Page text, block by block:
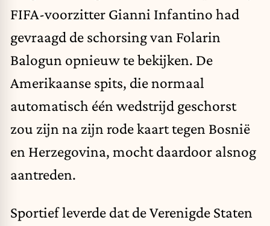
FIFA-voorzitter Gianni Infantino had
gevraagd de schorsing van Folarin
Balogun opnieuw te bekijken. De
Amerikaanse spits, die normaal
automatisch één wedstrijd geschorst
zou zijn na zijn rode kaart tegen Bosnië
en Herzegovina, mocht daardoor alsnog
aantreden.
Sportief leverde dat de Verenigde Staten